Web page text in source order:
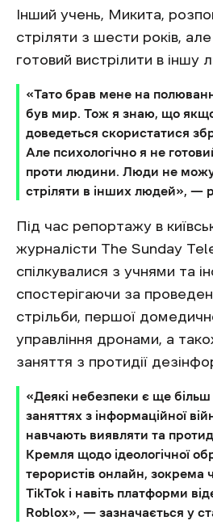
Інший учень, Микита,
стріляти з шести років,
готовий вистрілити в іншу
«Тато брав мене на
був мир. Тож я знаю, що
доведеться скористатися
Але психологічно я не
проти людини. Люди не
стріляти в інших людей», —
Під час репортажу в
журналісти The Sunday
спілкувалися з учнями та
спостерігаючи за
стрільби, першої
управління дронами, а
заняття з протидії
«Деякі небезпеки є ще
заняттях з інформаційної
навчають виявляти та
Кремля щодо ідеологічної
терористів онлайн, зокрема
TikTok і навіть платформи
Roblox», — зазначається у